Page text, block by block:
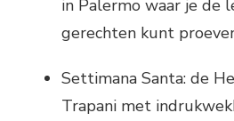
in Palermo waar je de
gerechten kunt
Settimana Santa: de
Trapani met